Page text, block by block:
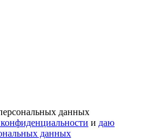
данных
и даю
данных